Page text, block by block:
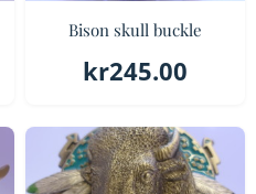
Bison skull buckle
kr245.00